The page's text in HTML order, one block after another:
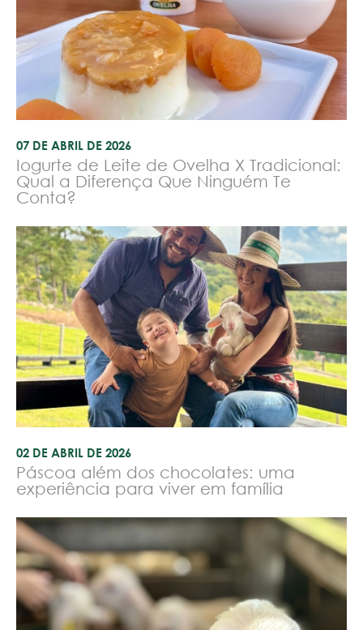
07 DE ABRIL DE 2026
Iogurte de Leite de Ovelha X Tradicional:
Qual a Diferença Que Ninguém Te
Conta?
02 DE ABRIL DE 2026
Páscoa além dos chocolates: uma
experiência para viver em família